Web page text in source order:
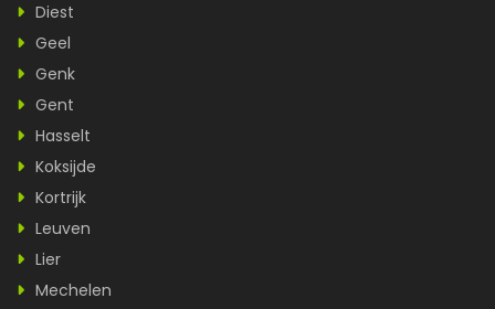
Diest
Geel
Genk
Gent
Hasselt
Koksijde
Kortrijk
Leuven
Lier
Mechelen